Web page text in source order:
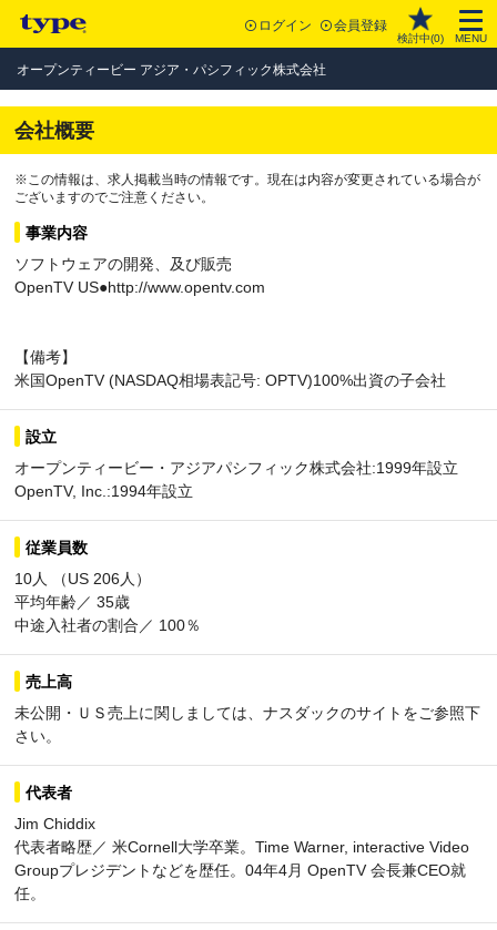
ログイン 会員登録
検討中(0) MENU
オープンティービー アジア・パシフィック株式会社
会社概要
※この情報は、求人掲載当時の情報です。現在は内容が変更されている場合が
ございますのでご注意ください。
事業内容
ソフトウェアの開発、及び販売
OpenTV US●http://www.opentv.com
【備考】
米国OpenTV (NASDAQ相場表記号: OPTV)100%出資の子会社
設立
オープンティービー・アジアパシフィック株式会社:1999年設立
OpenTV, Inc.:1994年設立
従業員数
10人 （US 206人）
平均年齢／ 35歳
中途入社者の割合／ 100％
売上高
未公開・ＵＳ売上に関しましては、ナスダックのサイトをご参照下
さい。
代表者
Jim Chiddix
代表者略歴／ 米Cornell大学卒業。Time Warner, interactive Video
Groupプレジデントなどを歴任。04年4月 OpenTV 会長兼CEO就
任。